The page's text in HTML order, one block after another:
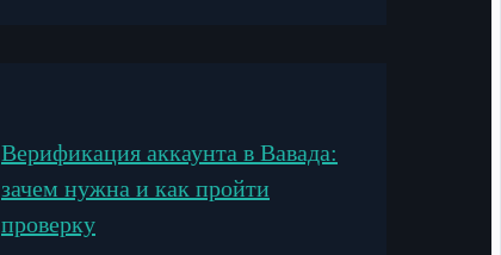
Верификация аккаунта в Вавада:
зачем нужна и как пройти
проверку